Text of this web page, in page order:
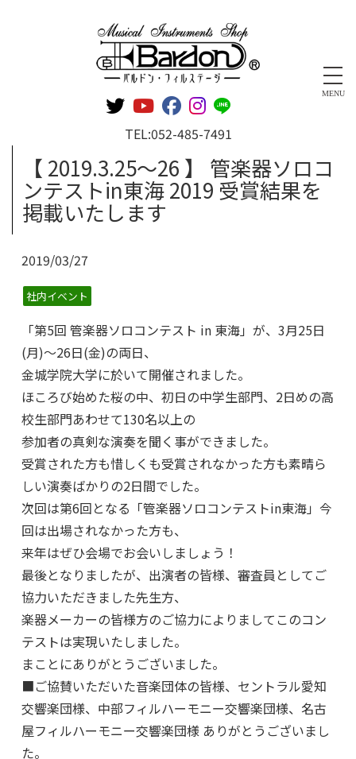
MENU
TEL:052-485-7491
【 2019.3.25～26 】 管楽器ソロコ
ンテストin東海 2019 受賞結果を
掲載いたします
2019/03/27
社内イベント
「第5回 管楽器ソロコンテスト in 東海」が、3月25日
(月)～26日(金)の両日、
金城学院大学に於いて開催されました。
ほころび始めた桜の中、初日の中学生部門、2日めの高
校生部門あわせて130名以上の
参加者の真剣な演奏を聞く事ができました。
受賞された方も惜しくも受賞されなかった方も素晴ら
しい演奏ばかりの2日間でした。
次回は第6回となる「管楽器ソロコンテストin東海」今
回は出場されなかった方も、
来年はぜひ会場でお会いしましょう！
最後となりましたが、出演者の皆様、審査員としてご
協力いただきました先生方、
楽器メーカーの皆様方のご協力によりましてこのコン
テストは実現いたしました。
まことにありがとうございました。
■ご協賛いただいた音楽団体の皆様、セントラル愛知
交響楽団様、中部フィルハーモニー交響楽団様、名古
屋フィルハーモニー交響楽団様 ありがとうございまし
た。